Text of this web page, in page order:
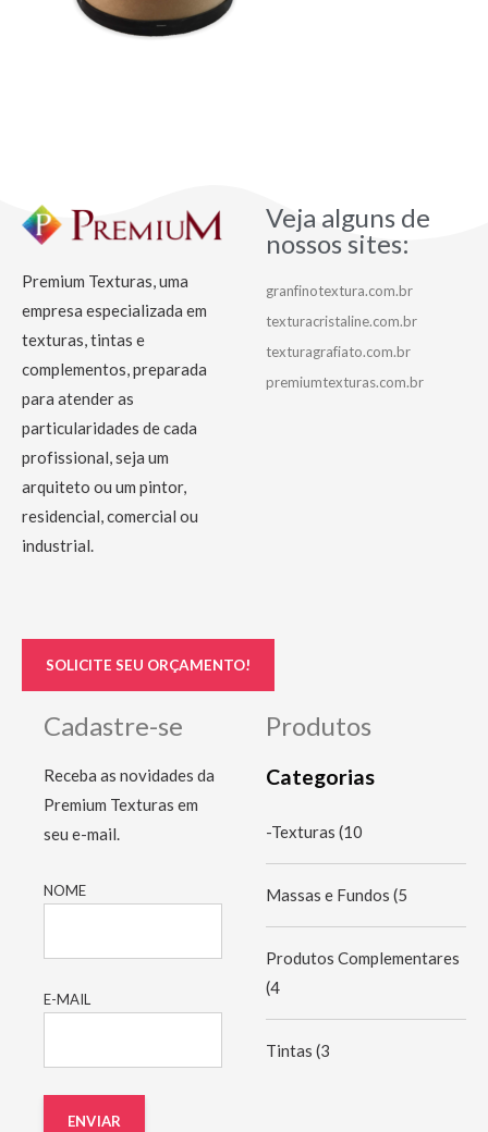
Premium Texturas, uma
empresa especializada em
texturas, tintas e
complementos, preparada
para atender as
particularidades de cada
profissional, seja um
arquiteto ou um pintor,
residencial, comercial ou
industrial.
SOLICITE SEU ORÇAMENTO!
Veja alguns de
nossos sites:
granfinotextura.com.br
texturacristaline.com.br
texturagrafiato.com.br
premiumtexturas.com.br
Cadastre-se
Receba as novidades da
Premium Texturas em
seu e-mail.
NOME
E-MAIL
Produtos
Categorias
-Texturas (10
Massas e Fundos (5
Produtos Complementares
(4
Tintas (3